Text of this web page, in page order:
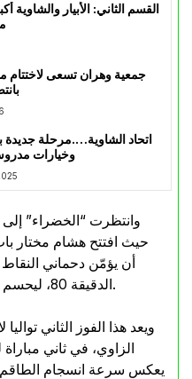
القسم الثاني: الأبيار والشاوية
جمعية وهران تسعى لاختتام
اتحاد الشاوية….مرحلة جديدة
وخيارات
وانتظرت “الخضراء” إلى
أن يؤمّن دحماني
الدقيقة 80، ليحسم أشبال المدرب الزاوي المواجهة.
ويعد هذا الفوز الثاني
الزاوي، في ثاني
يعكس سرعة انسجام الطاقم